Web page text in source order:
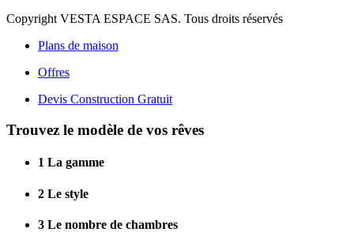
Copyright VESTA ESPACE SAS. Tous droits réservés
Plans de maison
Offres
Devis Construction Gratuit
Trouvez le modèle de vos rêves
1 La gamme
2 Le style
3 Le nombre de chambres